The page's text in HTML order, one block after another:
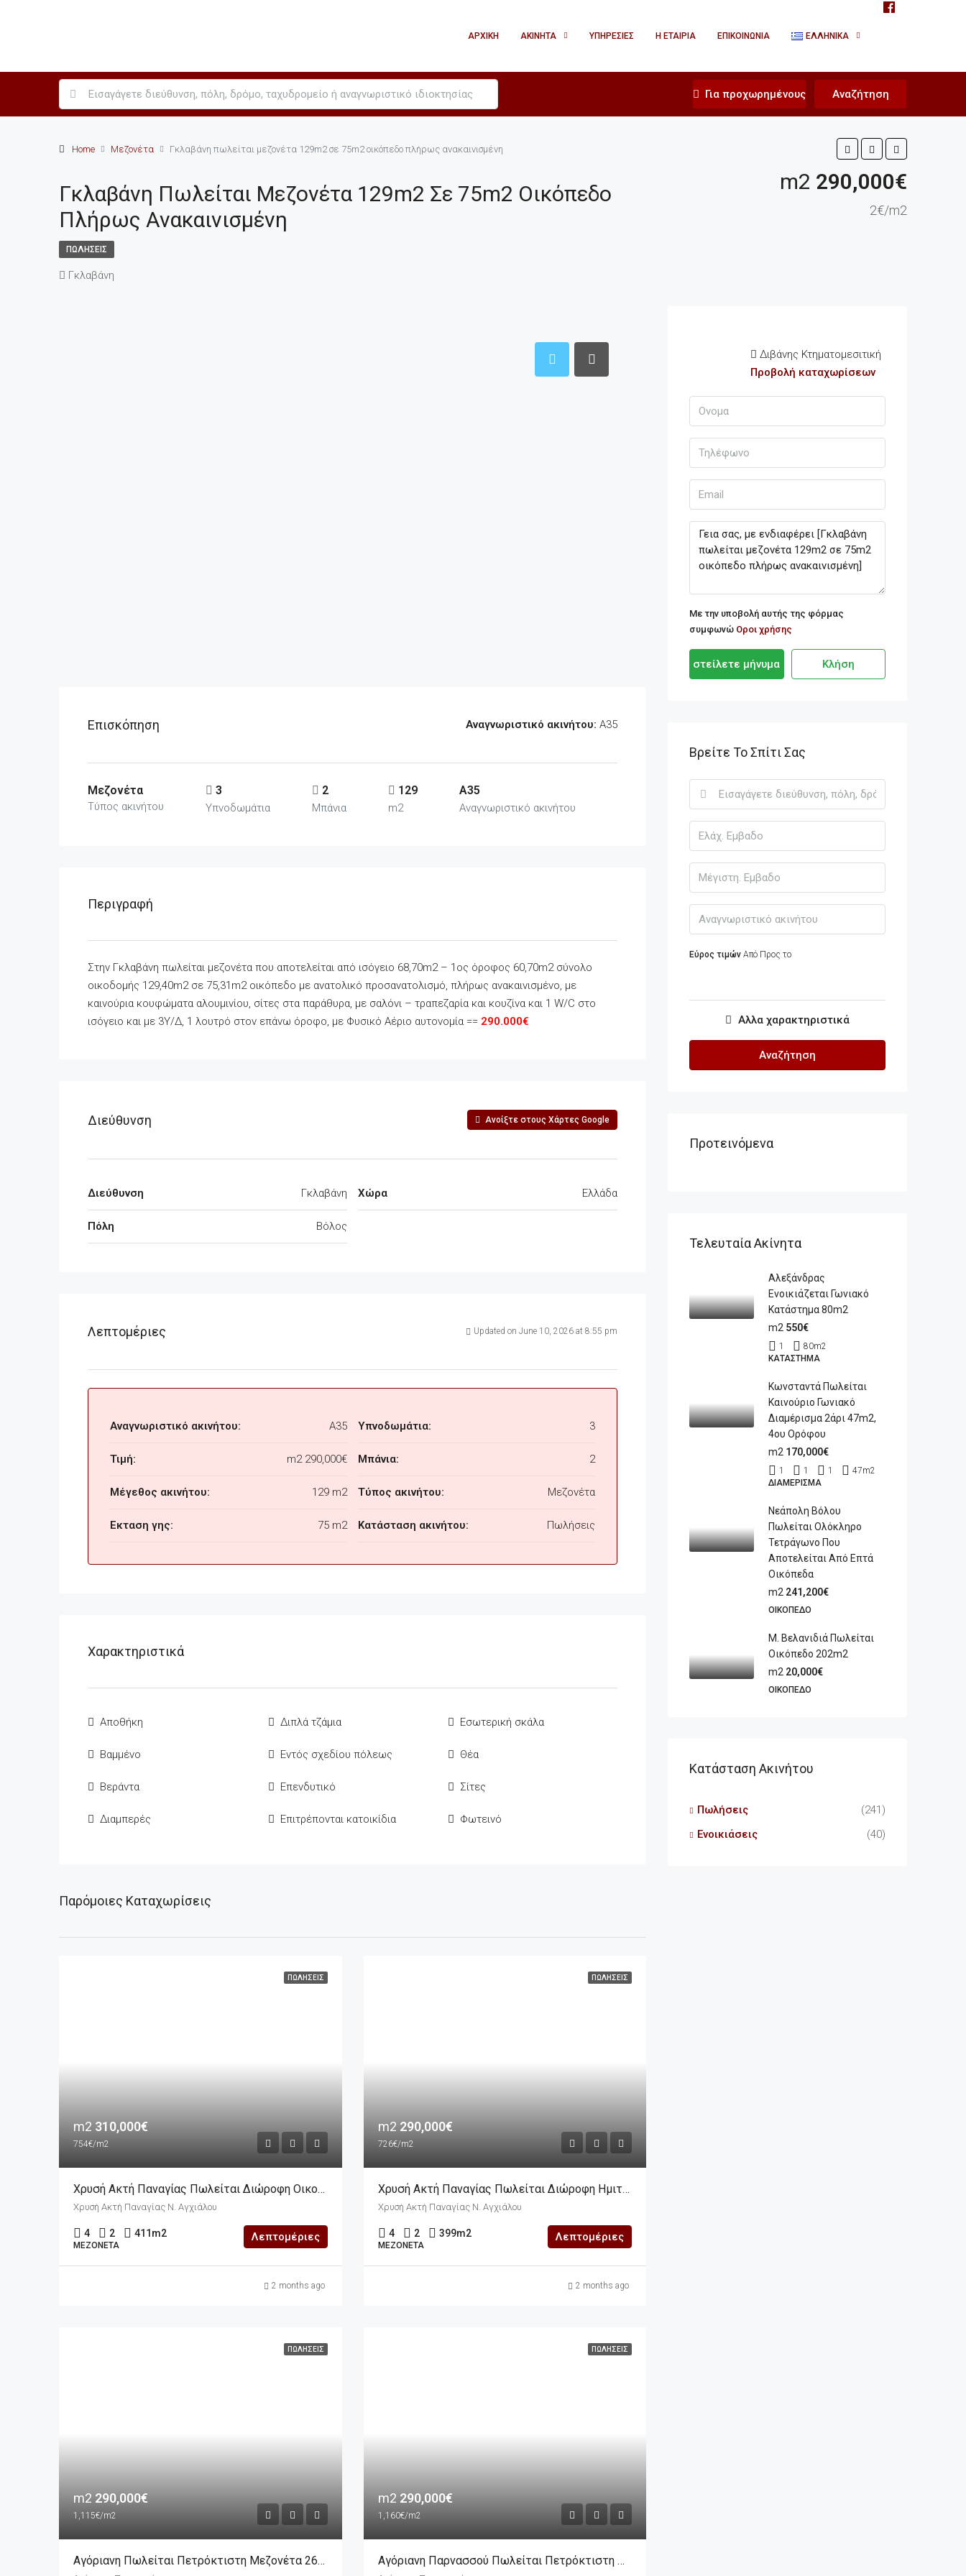
ΑΡΧΙΚΉ ΑΚΊΝΗΤΑ ΥΠΗΡΕΣΊΕΣ Η ΕΤΑΙΡΊΑ ΕΠΙΚΟΙΝΩΝΊΑ ΕΛΛΗΝΙΚΆ
Για προχωρημένους Αναζήτηση
Home Μεζονέτα Γκλαβάνη πωλείται μεζονέτα 129m2 σε 75m2 οικόπεδο πλήρως ανακαινισμένη
Γκλαβάνη Πωλείται Μεζονέτα 129m2 Σε 75m2 Οικόπεδο
Πλήρως Ανακαινισμένη
m2 290,000€
2€/m2
ΠΩΛΉΣΕΙΣ
Γκλαβάνη
Επισκόπηση Αναγνωριστικό ακινήτου: A35
Μεζονέτα
Τύπος ακινήτου
3
Υπνοδωμάτια
2
Μπάνια
129
m2
A35
Αναγνωριστικό ακινήτου
Περιγραφή
Στην Γκλαβάνη πωλείται μεζονέτα που αποτελείται από ισόγειο 68,70m2 – 1ος όροφος 60,70m2 σύνολο
οικοδομής 129,40m2 σε 75,31m2 οικόπεδο με ανατολικό προσανατολισμό, πλήρως ανακαινισμένο, με
καινούρια κουφώματα αλουμινίου, σίτες στα παράθυρα, με σαλόνι – τραπεζαρία και κουζίνα και 1 W/C στο
ισόγειο και με 3Υ/Δ, 1 λουτρό στον επάνω όροφο, με Φυσικό Αέριο αυτονομία == 290.000€
Διεύθυνση Ανοίξτε στους Χάρτες Google
Διεύθυνση Γκλαβάνη
Πόλη Βόλος
Χώρα Ελλάδα
Λεπτομέριες Updated on June 10, 2026 at 8:55 pm
Αναγνωριστικό ακινήτου: A35
Τιμή: m2290,000€
Μέγεθος ακινήτου: 129 m2
Εκταση γης: 75 m2
Υπνοδωμάτια: 3
Μπάνια: 2
Τύπος ακινήτου: Μεζονέτα
Κατάσταση ακινήτου: Πωλήσεις
Χαρακτηριστικά
Αποθήκη
Βαμμένο
Βεράντα
Διαμπερές
Διπλά τζάμια
Εντός σχεδίου πόλεως
Επενδυτικό
Επιτρέπονται κατοικίδια
Εσωτερική σκάλα
Θέα
Σίτες
Φωτεινό
Παρόμοιες Καταχωρίσεις
ΠΩΛΉΣΕΙΣ
m2 310,000€
754€/m2
Χρυσή Ακτή Παναγίας Πωλείται Διώροφη Οικοδομή 411m2 Σε Οικόπεδο 282m2
Χρυσή Ακτή Παναγίας Ν. Αγχιάλου
4 2 411 m2
ΜΕΖΟΝΈΤΑ
Λεπτομέριες
2 months ago
ΠΩΛΉΣΕΙΣ
m2 290,000€
726€/m2
Χρυσή Ακτή Παναγίας Πωλείται Διώροφη Ημιτελής Οικοδομή 399m2 Σε Οικόπεδο 334m2
Χρυσή Ακτή Παναγίας Ν. Αγχιάλου
4 2 399m2
ΜΕΖΟΝΈΤΑ
Λεπτομέριες
2 months ago
ΠΩΛΉΣΕΙΣ
m2 290,000€
1,115€/m2
Αγόριανη Πωλείται Πετρόκτιστη Μεζονέτα 260m2 Σε 300m2 Οικόπεδο
ΠΩΛΉΣΕΙΣ
m2 290,000€
1,160€/m2
Αγόριανη Παρνασσού Πωλείται Πετρόκτιστη Μεζονέτα 250m2 Σε 300m2 Οικόπεδο
Διβάνης Κτηματομεσιτική
Προβολή καταχωρίσεων
Με την υποβολή αυτής της φόρμας
συμφωνώ Οροι χρήσης
στείλετε μήνυμα Κλήση
Βρείτε Το Σπίτι Σας
Εύρος τιμών Από Προς το
Αλλα χαρακτηριστικά
Αναζήτηση
Προτεινόμενα
Τελευταία Ακίνητα
Αλεξάνδρας
Ενοικιάζεται Γωνιακό
Κατάστημα 80m2
m2 550€
1 80m2
ΚΑΤΆΣΤΗΜΑ
Κωνσταντά Πωλείται
Καινούριο Γωνιακό
Διαμέρισμα 2άρι 47m2,
4ου Ορόφου
m2 170,000€
1 1 1 47m2
ΔΙΑΜΈΡΙΣΜΑ
Νεάπολη Βόλου
Πωλείται Ολόκληρο
Τετράγωνο Που
Αποτελείται Από Επτά
Οικόπεδα
m2 241,200€
ΟΙΚΌΠΕΔΟ
Μ. Βελανιδιά Πωλείται
Οικόπεδο 202m2
m2 20,000€
ΟΙΚΌΠΕΔΟ
Κατάσταση Ακινήτου
Πωλήσεις
(241)
Ενοικιάσεις
(40)